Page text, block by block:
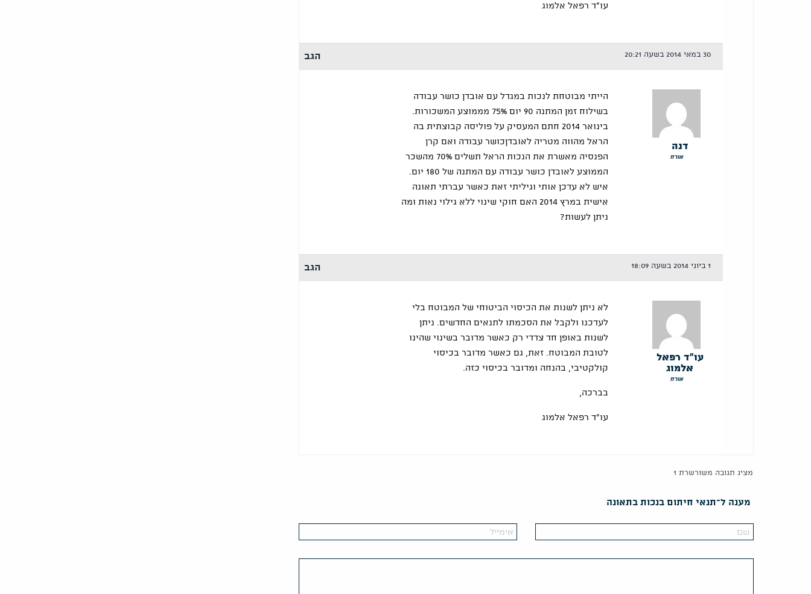
עו"ד רפאל אלמוג
30 במאי 2014 בשעה 20:21 הגב
דנה
אורח
הייתי מבוטחת לנכות במגדל עם אובדן כושר עבודה
בשילוח זמן המתנה 90 יום 75% מממוצע המשכורות.
בינואר 2014 חתם המעסיק על פוליסה קבוצתית בה
הראל מהווה מטריה לאובדןכושר עבודה ואם קרן
הפנסיה מאשרת את הנכות הראל תשלים 70% מהשכר
הממוצע לאובדן כושר עבודה עם המתנה של 180 יום.
איש לא עדכן אותי וגיליתי זאת כאשר עברתי תאונה
אישית במרץ 2014 האם חוקי שינוי ללא גילוי נאות ומה
ניתן לעשות?
1 ביוני 2014 בשעה 18:09 הגב
עו"ד רפאל
אלמוג
אורח
לא ניתן לשנות את הכיסוי הביטוחי של המבוטח בלי
לעדכנו ולקבל את הסכמתו לתנאים החדשים. ניתן
לשנות באופן חד צדדי רק כאשר מדובר בשינוי שהינו
לטובת המבוטח. זאת, גם כאשר מדובר בכיסוי
קולקטיבי, בהנחה ומדובר בכיסוי כזה.
בברכה,
עו"ד רפאל אלמוג
מציג תגובה משורשרת 1
מענה ל־תנאי חיתום בנכות בתאונה